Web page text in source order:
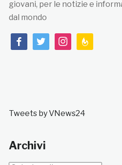
giovani, per le notizie e
dal mondo
facebooktwitterinstagramfeedburner
Tweets by VNews24
Archivi